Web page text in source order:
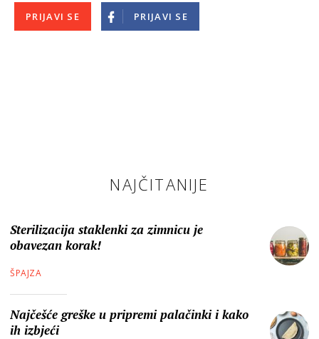
PRIJAVI SE PRIJAVI SE
NAJČITANIJE
Sterilizacija staklenki za zimnicu je
obavezan korak!
ŠPAJZA
Najčešće greške u pripremi palačinki i kako
ih izbjeći